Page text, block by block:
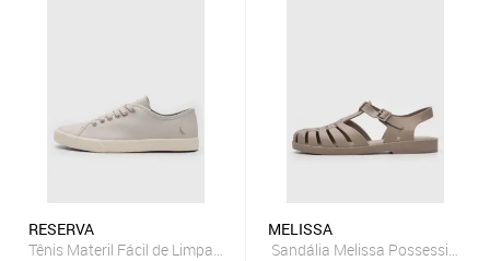
RESERVA
Tênis Materil Fácil de Limpar Reserva Bora Bege
MELISSA
Sandália Melissa Possession